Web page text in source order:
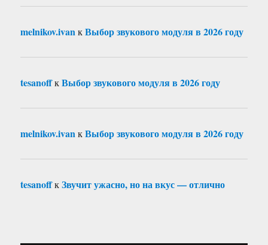
melnikov.ivanкВыбор звукового модуля в 2026 году
tesanoffкВыбор звукового модуля в 2026 году
melnikov.ivanкВыбор звукового модуля в 2026 году
tesanoffкЗвучит ужасно, но на вкус — отлично